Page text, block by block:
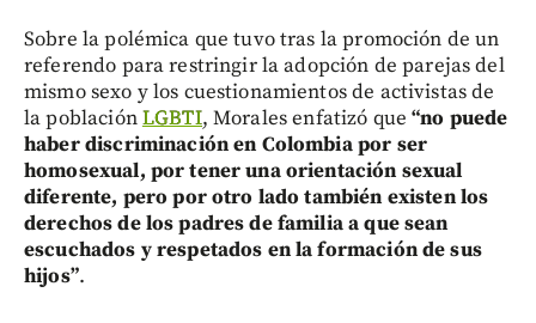
Sobre la polémica que tuvo tras la promoción de un
referendo para restringir la adopción de parejas del
mismo sexo y los cuestionamientos de activistas de
la poblaciónLGBTI, Morales enfatizó que“no puede
haber discriminación en Colombia por ser
homosexual, por tener una orientación sexual
diferente, pero por otro lado también existen los
derechos de los padres de familia a que sean
escuchados y respetados en la formación de sus
hijos”.